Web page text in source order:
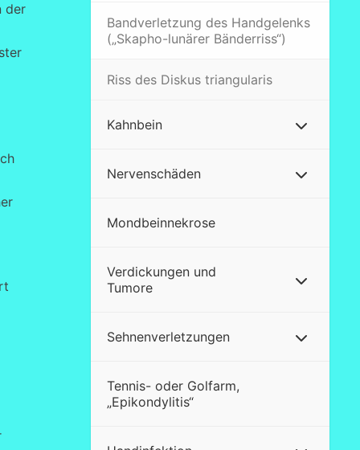
der
Bandverletzung des Handgelenks
(„Skapho-lunärer Bänderriss“)
Riss des Diskus triangularis
Kahnbein
Nervenschäden
Mondbeinnekrose
Verdickungen und
Tumore
Sehnenverletzungen
Tennis- oder Golfarm,
„Epikondylitis“